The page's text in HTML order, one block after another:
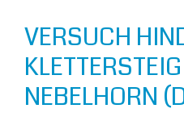
VERSUCH
NEBELHORN